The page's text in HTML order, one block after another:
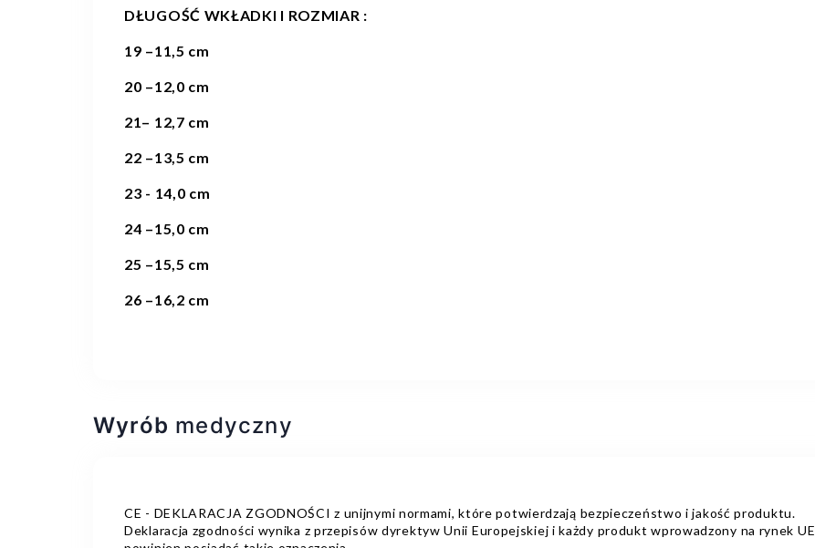
DŁUGOŚĆ WKŁADKI I ROZMIAR :
19 –11,5 cm
20 –12,0 cm
21– 12,7 cm
22 –13,5 cm
23 - 14,0 cm
24 –15,0 cm
25 –15,5 cm
26 –16,2 cm
Wyrób medyczny
CE - DEKLARACJA ZGODNOŚCI z unijnymi normami, które potwierdzają bezpieczeństwo i jakość produktu.
Deklaracja zgodności wynika z przepisów dyrektyw Unii Europejskiej i każdy produkt wprowadzony na rynek UE